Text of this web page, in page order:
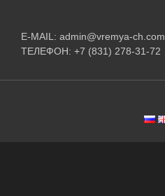
E-MAIL: admin@vremya-ch.com
ТЕЛЕФОН: +7 (831) 278-31-72